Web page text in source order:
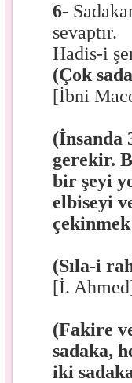
6-
sevaptır.
Hadis-i
(Çok
[İbni
(İnsanda
gerekir.
bir şeyi
elbiseyi
(Sıla-i
[İ.
(Fakire
sadaka,
iki